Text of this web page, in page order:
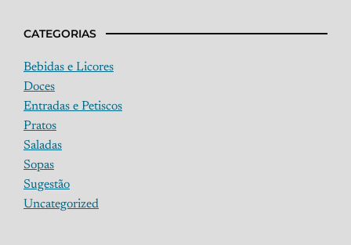
CATEGORIAS
Bebidas e Licores
Doces
Entradas e Petiscos
Pratos
Saladas
Sopas
Sugestão
Uncategorized